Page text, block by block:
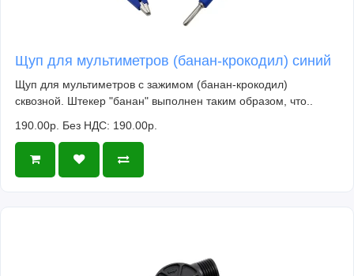
Щуп для мультиметров (банан-крокодил) синий
Щуп для мультиметров с зажимом (банан-крокодил)
сквозной. Штекер "банан" выполнен таким образом, что..
190.00р. Без НДС: 190.00р.